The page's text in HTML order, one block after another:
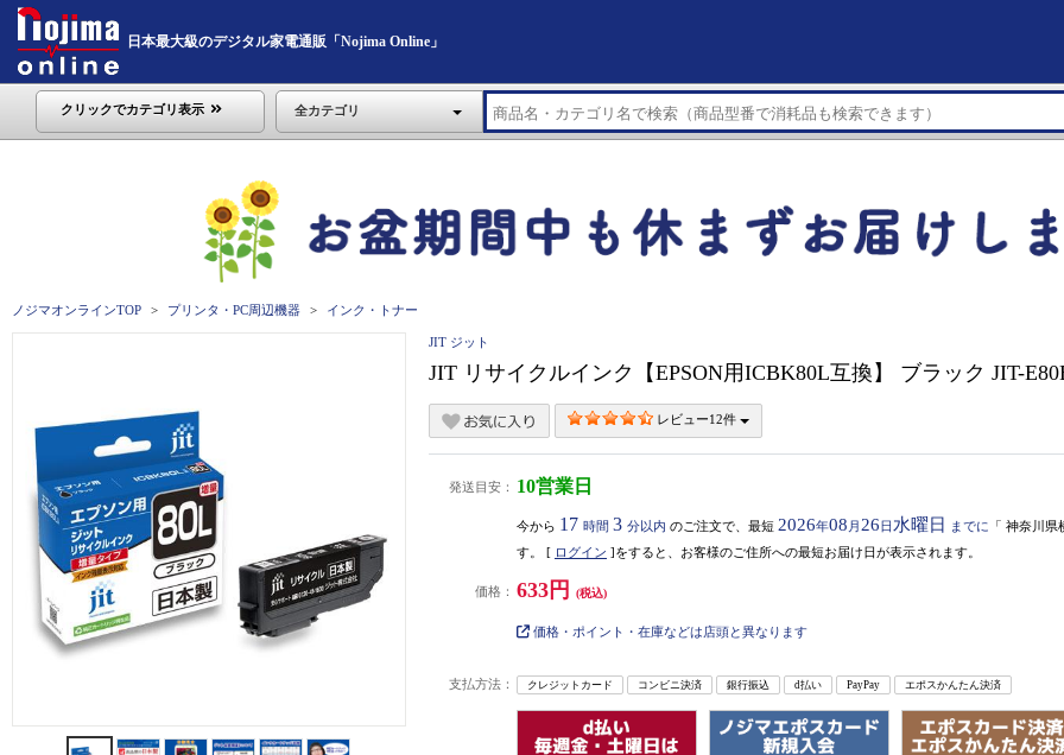
日本最大級のデジタル家電通販「Nojima Online」
クリックでカテゴリ表示 全カテゴリ
ノジマオンラインTOP プリンタ・PC周辺機器 インク・トナー
JIT ジット
JIT リサイクルインク【EPSON用ICBK80L互換】 ブラック JIT-
レビュー12件
発送目安： 10営業日
今から 17 時間 3 分以内 のご注文で、最短 2026年08 月 26日 水曜日 までに 「 神奈川県
す。 [ ログイン ]をすると、お客様のご住所への最短お届け日が表示されます。
価格： 633円 (税込)
価格・ポイント・在庫などは店頭と異なります
支払方法： クレジットカード コンビニ決済 銀行振込 d払い PayPay エポスかんたん決済